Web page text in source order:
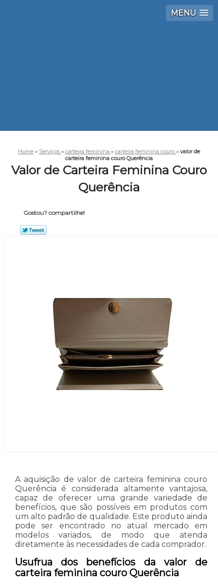
MENU
Home » Serviços » carteira feminina » carteira feminina couro » valor de
carteira feminina couro Querência
Valor de Carteira Feminina Couro
Querência
Gostou? compartilhe!
A aquisição de valor de carteira feminina couro
Querência é considerada altamente vantajosa,
capaz de oferecer uma grande variedade de
benefícios, que são possíveis em produtos com
um alto padrão de qualidade. Este produto ainda
pode ser encontrado no atual mercado em
modelos variados, de modo que atenda
diretamente às necessidades de cada comprador.
Usufrua dos benefícios da valor de
carteira feminina couro Querência